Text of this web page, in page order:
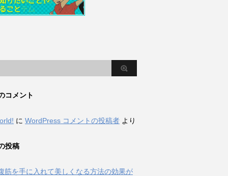
コメント
に WordPress コメントの投稿者 より
投稿
筋を手に入れて美しくなる方法の効果が